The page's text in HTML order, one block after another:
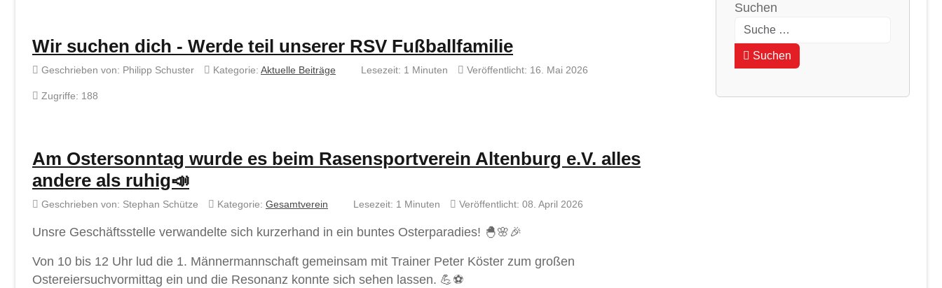
Wir suchen dich - Werde teil unserer RSV Fußballfamilie
Geschrieben von: Philipp Schuster Kategorie: Aktuelle Beiträge Lesezeit: 1 Minuten Veröffentlicht: 16. Mai 2026
Zugriffe: 188
Am Ostersonntag wurde es beim Rasensportverein Altenburg e.V. alles
andere als ruhig📣
Geschrieben von: Stephan Schütze Kategorie: Gesamtverein Lesezeit: 1 Minuten Veröffentlicht: 08. April 2026
Unsre Geschäftsstelle verwandelte sich kurzerhand in ein buntes Osterparadies! 🐣🌸🎉
Von 10 bis 12 Uhr lud die 1. Männermannschaft gemeinsam mit Trainer Peter Köster zum großen
Ostereiersuchvormittag ein und die Resonanz konnte sich sehen lassen. 💪⚽
Suchen
Type 2 or more characters for
Suchen